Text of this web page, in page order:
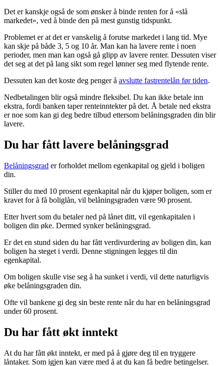
Det er kanskje også de som ønsker å binde renten for å «slå
markedet», ved å binde den på mest gunstig tidspunkt.
Problemet er at det er vanskelig å forutse markedet i lang tid. Mye
kan skje på både 3, 5 og 10 år. Man kan ha lavere rente i noen
perioder, men man kan også gå glipp av lavere renter. Dessuten viser
det seg at det på lang sikt som regel lønner seg med flytende rente.
Dessuten kan det koste deg penger å avslutte fastrentelån før tiden.
Nedbetalingen blir også mindre fleksibel. Du kan ikke betale inn
ekstra, fordi banken taper renteinntekter på det. Å betale ned ekstra
er noe som kan gi deg bedre tilbud ettersom belåningsgraden din blir
lavere.
Du har fått lavere belåningsgrad
Belåningsgrad er forholdet mellom egenkapital og gjeld i boligen
din.
Stiller du med 10 prosent egenkapital når du kjøper boligen, som er
kravet for å få boliglån, vil belåningsgraden være 90 prosent.
Etter hvert som du betaler ned på lånet ditt, vil egenkapitalen i
boligen din øke. Dermed synker belåningsgrad.
Er det en stund siden du har fått verdivurdering av boligen din, kan
boligen ha steget i verdi. Denne stigningen legges til din
egenkapital.
Om boligen skulle vise seg å ha sunket i verdi, vil dette naturligvis
øke belåningsgraden din.
Ofte vil bankene gi deg sin beste rente når du har en belåningsgrad
under 60 prosent.
Du har fått økt inntekt
At du har fått økt inntekt, er med på å gjøre deg til en tryggere
låntaker. Som igjen kan være med å at du kan få bedre betingelser.